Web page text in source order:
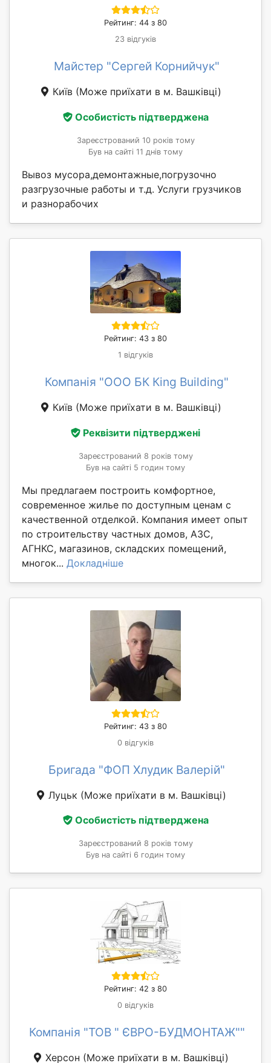
Рейтинг: 44 з 80
23 відгуків
Майстер "Сергей Корнийчук"
Київ (Може приїхати в м. Вашківці)
Особистість підтверджена
Зареєстрований 10 років тому
Був на сайті 11 днів тому
Вывоз мусора,демонтажные,погрузочно
разгрузочные работы и т.д. Услуги грузчиков
и разнорабочих
Рейтинг: 43 з 80
1 відгуків
Компанія "ООО БК Кing Building"
Київ (Може приїхати в м. Вашківці)
Реквізити підтверджені
Зареєстрований 8 років тому
Був на сайті 5 годин тому
Мы предлагаем построить комфортное,
современное жилье по доступным ценам с
качественной отделкой. Компания имеет опыт
по строительству частных домов, АЗС,
АГНКС, магазинов, складских помещений,
многок... Докладніше
Рейтинг: 43 з 80
0 відгуків
Бригада "ФОП Хлудик Валерій"
Луцьк (Може приїхати в м. Вашківці)
Особистість підтверджена
Зареєстрований 8 років тому
Був на сайті 6 годин тому
Рейтинг: 42 з 80
0 відгуків
Компанія "ТОВ " ЄВРО-БУДМОНТАЖ""
Херсон (Може приїхати в м. Вашківці)